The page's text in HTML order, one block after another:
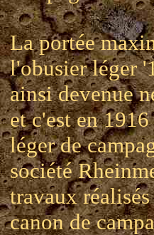
La portée
l'obusier léger
ainsi devenue
et c'est en
léger de
société
travaux
canon de